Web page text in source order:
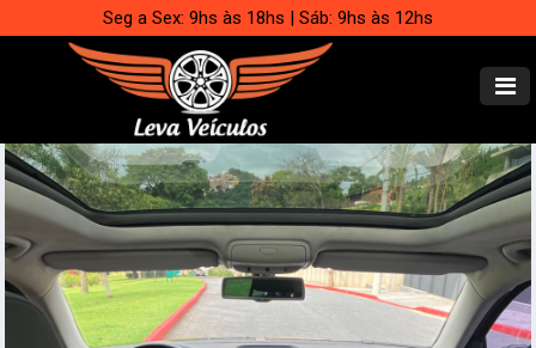
Seg a Sex: 9hs às 18hs | Sáb: 9hs às 12hs